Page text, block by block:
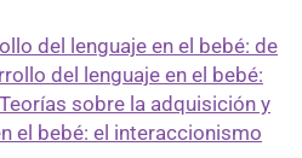
del lenguaje en el bebé: de
del lenguaje en el bebé:
Teorías sobre la adquisición y
el bebé: el interaccionismo